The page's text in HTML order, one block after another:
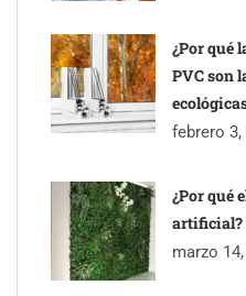
¿Por qué
PVC son
febrero 3,
¿Por qué
artificial?
marzo